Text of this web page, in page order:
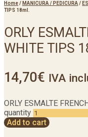
Home/ MANICURA / PEDICURA /
TIPS 18ml.
ORLY
WHITE TIPS
14,70€ IVA
ORLY ESMALTE
quantity
Add to cart